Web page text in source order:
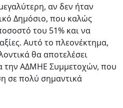
αν δεν ήταν
Δημόσιο, που καλώς
του 51% και να
Αυτό το πλεονέκτημα,
θα αποτελέσει
την ΑΔΜΗΕ Συμμετοχών, που
σε πολύ σημαντικά